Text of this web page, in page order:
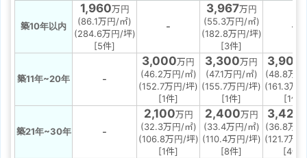
築10年以内
1,960万円
(86.1万円/㎡)
(284.6万円/坪)
[5件]
-
3,967万円
(55.3万円/㎡)
(182.8万円/坪)
[3件]
-
築11年~20年 -
3,000万円
(46.2万円/㎡)
(152.7万円/坪)
[1件]
3,300万円
(47.1万円/㎡)
(155.7万円/坪)
[1件]
3,900
(48.8万
(161.3万
[1件]
築21年~30年 -
2,100万円
(32.3万円/㎡)
(106.8万円/坪)
[1件]
2,400万円
(33.4万円/㎡)
(110.4万円/坪)
[8件]
3,425
(36.8万
(121.7万
[4件]